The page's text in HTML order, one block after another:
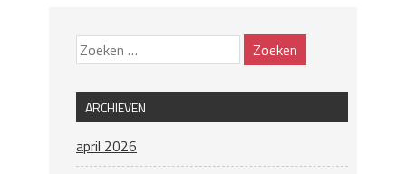
ARCHIEVEN
april 2026